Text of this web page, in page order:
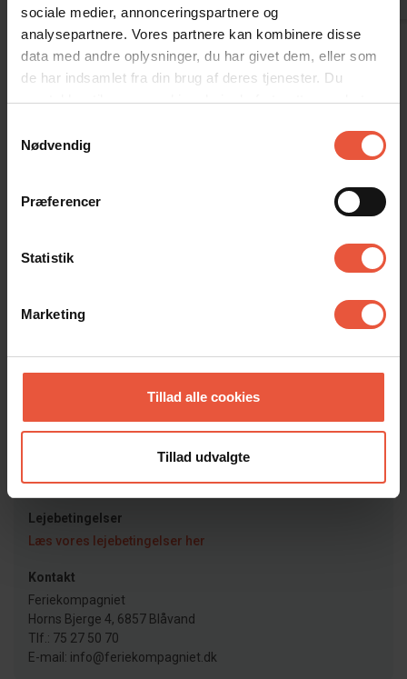
sociale medier, annonceringspartnere og
analysepartnere. Vores partnere kan kombinere disse
data med andre oplysninger, du har givet dem, eller som
de har indsamlet fra din brug af deres tjenester. Du
samtykker til vores cookies, hvis du fortsætter med at
Nødvendig
Præferencer
Statistik
Marketing
Tillad alle cookies
Tillad udvalgte
Vis alle omtaler
Lejeinformation
Bureau
Nøgleudlevering
har vi nogle huse med elektroniske dørlåse, som betjenes
vha. kode. I disse tilfælde kan du spare turen forbi kontoret.
Lejebetingelser
Læs vores lejebetingelser her
Kontakt
Feriekompagniet
Horns Bjerge 4, 6857 Blåvand
Tlf.: 75 27 50 70
E-mail: info@feriekompagniet.dk